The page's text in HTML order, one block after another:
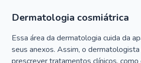
Dermatologia cosmiátrica
Essa área da dermatologia cuida da
seus anexos. Assim, o